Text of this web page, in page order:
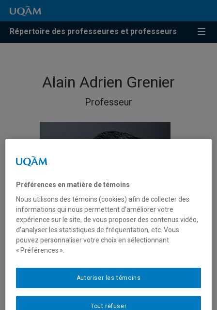
Répertoire des professeures et professeurs
Alain Adrien Grenier
Professeur
Préférences en matière de témoins
Nous utilisons des témoins (cookies) afin de collecter des
informations qui nous permettent d’améliorer votre
expérience sur le site, de vous proposer des contenus vidéo,
d’analyser les statistiques de fréquentation, etc. Vous
pouvez personnaliser votre choix en sélectionnant
« Préférences ».
Tout refuser
Autoriser les témoins